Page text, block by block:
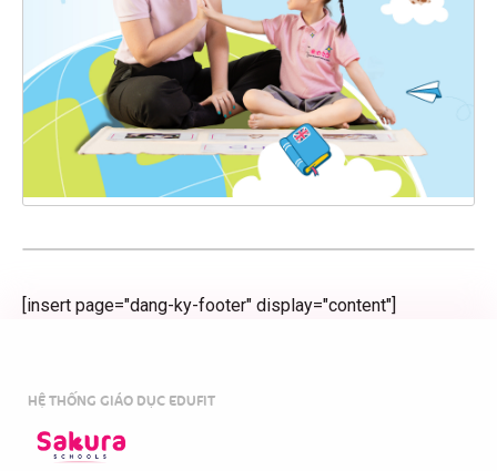
[insert page="dang-ky-footer" display="content"]
HỆ THỐNG GIÁO DỤC EDUFIT